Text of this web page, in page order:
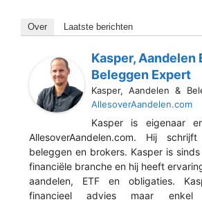
Over Laatste berichten
Kasper, Aandelen
Beleggen Expert
Kasper, Aandelen &
AllesoverAandelen.com
Kasper is eigenaar
AllesoverAandelen.com. Hij
beleggen en brokers. Kasper is
financiële branche en hij heeft
aandelen, ETF en obligaties.
financieel advies maar enkel